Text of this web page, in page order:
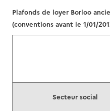
Secteur social
Plafonds de loyer Borloo
(conventions avant le 1/01/